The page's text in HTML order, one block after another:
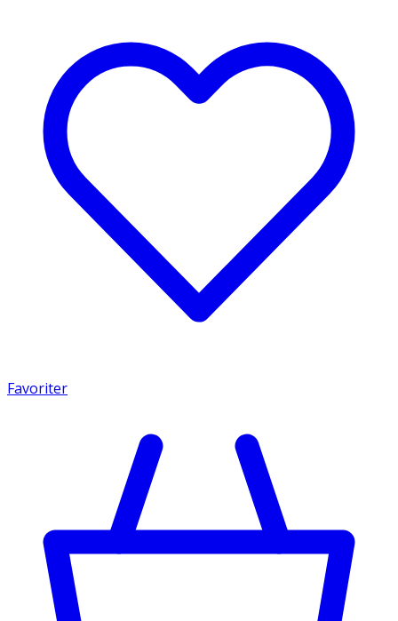
Favoriter